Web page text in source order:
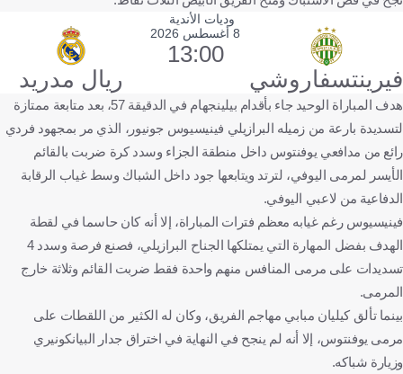
وديات الأندية
فيرينتسفاروشي
8 أغسطس 2026
13:00
ريال مدريد
هدف المباراة الوحيد جاء بأقدام بيلينجهام في الدقيقة 57، بعد متابعة ممتازة
لتسديدة بارعة من زميله البرازيلي فينيسيوس جونيور، الذي مر بمجهود فردي
رائع من مدافعي يوفنتوس داخل منطقة الجزاء وسدد كرة ضربت بالقائم
الأيسر لمرمى اليوفي، لترتد ويتابعها جود داخل الشباك وسط غياب الرقابة
الدفاعية من لاعبي اليوفي.
فينيسيوس رغم غيابه معظم فترات المباراة، إلا أنه كان حاسما في لقطة
الهدف بفضل المهارة التي يمتلكها الجناح البرازيلي، فصنع فرصة وسدد 4
تسديدات على مرمى المنافس منهم واحدة فقط ضربت القائم وثلاثة خارج
المرمى.
بينما تألق كيليان مبابي مهاجم الفريق، وكان له الكثير من اللقطات على
مرمى يوفنتوس، إلا أنه لم ينجح في النهاية في اختراق جدار البيانكونيري
وزيارة شباكه.